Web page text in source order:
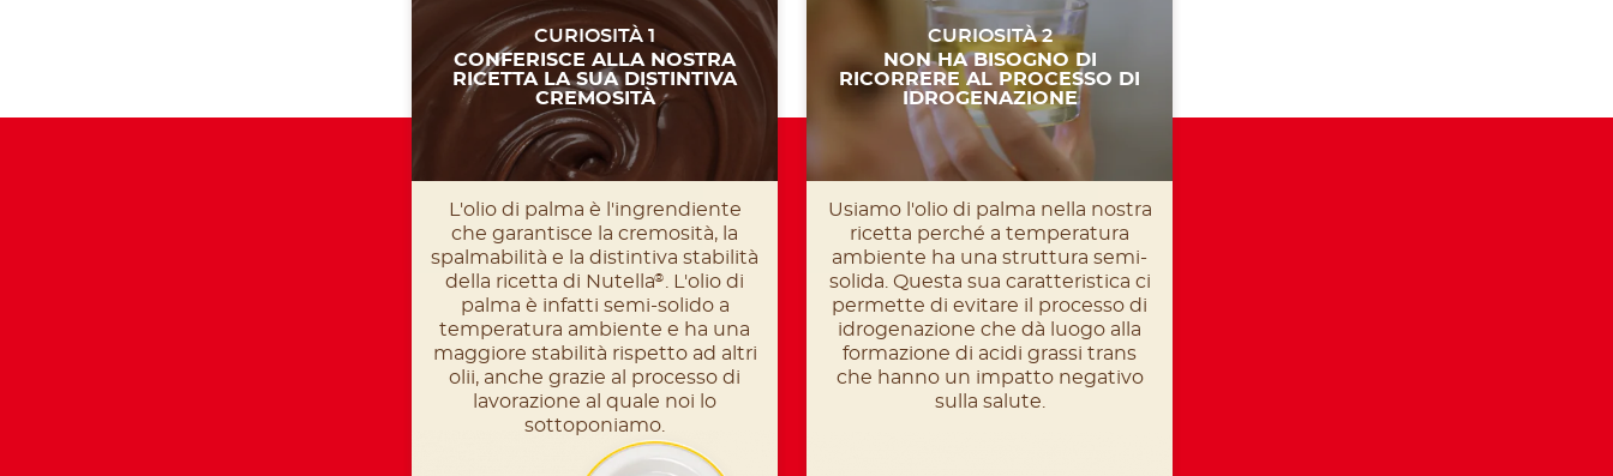
CURIOSITÀ 1
CONFERISCE ALLA NOSTRA
RICETTA LA SUA DISTINTIVA
CREMOSITÀ
L'olio di palma è l'ingrendiente
che garantisce la cremosità, la
spalmabilità e la distintiva stabilità
della ricetta di Nutella®
. L'olio di
palma è infatti semi-solido a
temperatura ambiente e ha una
maggiore stabilità rispetto ad altri
olii, anche grazie al processo di
lavorazione al quale noi lo
sottoponiamo.
CURIOSITÀ 2
NON HA BISOGNO DI
RICORRERE AL PROCESSO DI
IDROGENAZIONE
Usiamo l'olio di palma nella nostra
ricetta perché a temperatura
ambiente ha una struttura semi-
solida. Questa sua caratteristica ci
permette di evitare il processo di
idrogenazione che dà luogo alla
formazione di acidi grassi trans
che hanno un impatto negativo
sulla salute.